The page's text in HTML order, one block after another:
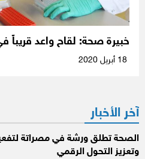
خبيرة صحة: لقاح واعد قريباً
آخر الأخبار
الصحة تطلق ورشة في مصراتة
وتعزيز التحول الرقمي